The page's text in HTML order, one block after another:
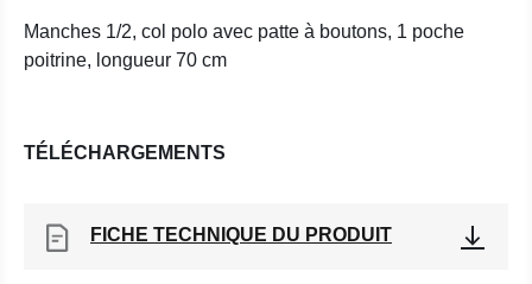
Manches 1/2, col polo avec patte à boutons, 1 poche
poitrine, longueur 70 cm
TÉLÉCHARGEMENTS
FICHE TECHNIQUE DU PRODUIT